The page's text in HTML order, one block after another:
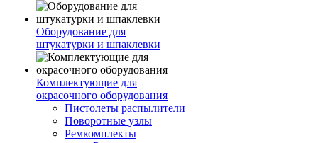
Оборудование для
штукатурки и шпаклевки
Комплектующие для
окрасочного оборудования
Пистолеты распылители
Поворотные узлы
Ремкомплекты